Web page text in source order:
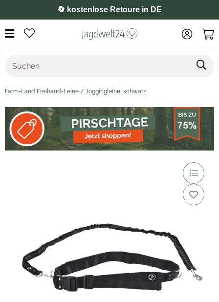
⭐️ 4,8 auf Google
Farm-Land Freihand-Leine / Joggingleine, schwarz